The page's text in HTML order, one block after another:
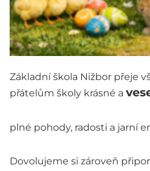
Základní škola Nižbor přeje
přátelům školy krásné a
plné pohody, radosti a jarní
Dovolujeme si zároveň